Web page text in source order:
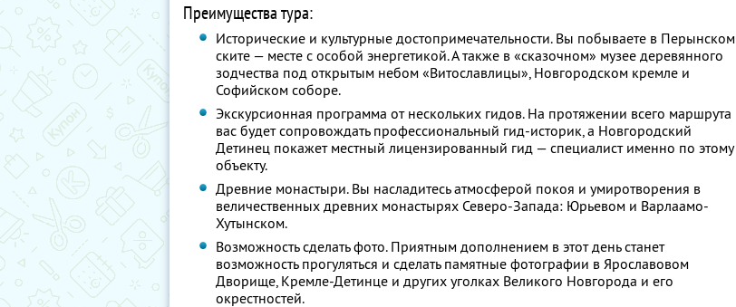
Преимущества тура:
Исторические и культурные достопримечательности. Вы побываете в Перынском
ските — месте с особой энергетикой. А также в «сказочном» музее деревянного
зодчества под открытым небом «Витославлицы», Новгородском кремле и
Софийском соборе.
Экскурсионная программа от нескольких гидов. На протяжении всего маршрута
вас будет сопровождать профессиональный гид-историк, а Новгородский
Детинец покажет местный лицензированный гид — специалист именно по этому
объекту.
Древние монастыри. Вы насладитесь атмосферой покоя и умиротворения в
величественных древних монастырях Северо-Запада: Юрьевом и Варлаамо-
Хутынском.
Возможность сделать фото. Приятным дополнением в этот день станет
возможность прогуляться и сделать памятные фотографии в Ярославовом
Дворище, Кремле-Детинце и других уголках Великого Новгорода и его
окрестностей.